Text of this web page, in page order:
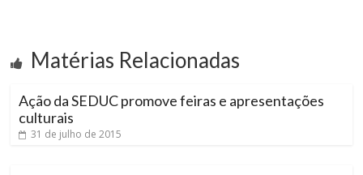
Matérias Relacionadas
Ação da SEDUC promove feiras e apresentações
culturais
31 de julho de 2015